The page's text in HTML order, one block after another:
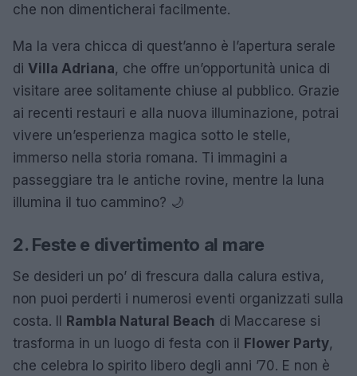
che non dimenticherai facilmente.
Ma la vera chicca di quest’anno è l’apertura serale
di Villa Adriana, che offre un’opportunità unica di
visitare aree solitamente chiuse al pubblico. Grazie
ai recenti restauri e alla nuova illuminazione, potrai
vivere un’esperienza magica sotto le stelle,
immerso nella storia romana. Ti immagini a
passeggiare tra le antiche rovine, mentre la luna
illumina il tuo cammino? 🌙
2. Feste e divertimento al mare
Se desideri un po’ di frescura dalla calura estiva,
non puoi perderti i numerosi eventi organizzati sulla
costa. Il Rambla Natural Beach di Maccarese si
trasforma in un luogo di festa con il Flower Party,
che celebra lo spirito libero degli anni ’70. E non è